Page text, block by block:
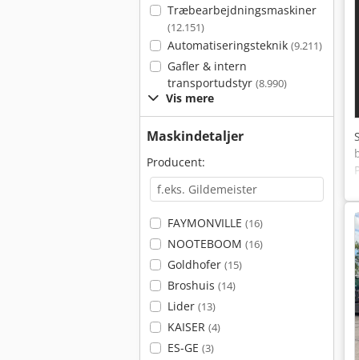
Træbearbejdningsmaskiner
(12.151)
Automatiseringsteknik (9.211)
Gafler & intern
transportudstyr (8.990)
Vis mere
Maskindetaljer
Producent:
FAYMONVILLE (16)
NOOTEBOOM (16)
Goldhofer (15)
Broshuis (14)
Lider (13)
KAISER (4)
ES-GE (3)